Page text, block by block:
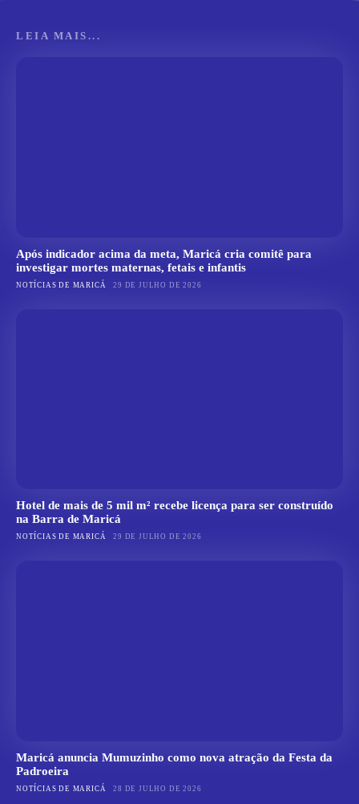
LEIA MAIS...
Após indicador acima da meta, Maricá cria comitê para
investigar mortes maternas, fetais e infantis
NOTÍCIAS DE MARICÁ 29 DE JULHO DE 2026
Hotel de mais de 5 mil m² recebe licença para ser construído
na Barra de Maricá
NOTÍCIAS DE MARICÁ 29 DE JULHO DE 2026
Maricá anuncia Mumuzinho como nova atração da Festa da
Padroeira
NOTÍCIAS DE MARICÁ 28 DE JULHO DE 2026